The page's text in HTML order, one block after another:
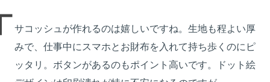
サコッシュが作れるのは嬉しいですね。生地も程よい厚
みで、仕事中にスマホとお財布を入れて持ち歩くのにピ
ッタリ。ボタンがあるのもポイント高いです。ドット絵